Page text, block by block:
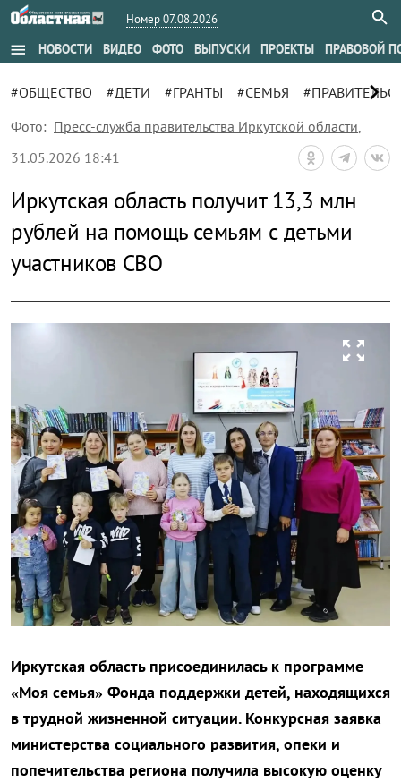
Номер 07.08.2026
menu НОВОСТИ ВИДЕО ФОТО ВЫПУСКИ ПРОЕКТЫ ПРАВОВОЙ
#ОБЩЕСТВО #ДЕТИ #ГРАНТЫ #СЕМЬЯ chevron_right
Фото: Пресс-служба правительства Иркутской области,
31.05.2026 18:41
Иркутская область получит 13,3 млн
рублей на помощь семьям с детьми
участников СВО
zoom_out_map
Иркутская область присоединилась к программе
«Моя семья» Фонда поддержки детей, находящихся
в трудной жизненной ситуации. Конкурсная заявка
министерства социального развития, опеки и
попечительства региона получила высокую оценку